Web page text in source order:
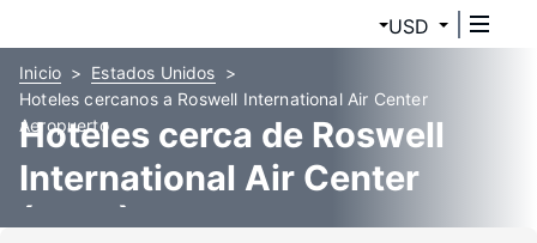
USD
Inicio
Estados Unidos
Hoteles cercanos a Roswell International Air Center
Aeropuerto
Hoteles cerca de Roswell
International Air Center
(ROW)